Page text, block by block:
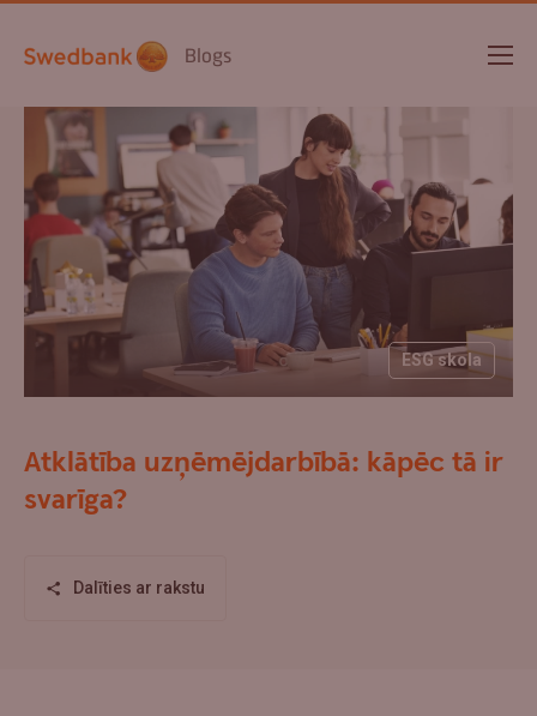
Blogs
ESG skola
Atklātība uzņēmējdarbībā: kāpēc tā ir
svarīga?
Dalīties ar rakstu